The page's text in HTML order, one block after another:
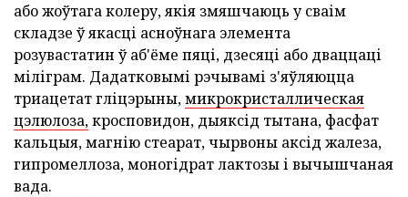
або жоўтага колеру, якія змяшчаюць у сваім
складзе ў якасці асноўнага элемента
розувастатин ў аб'ёме пяці, дзесяці або дваццаці
міліграм. Дадатковымі рэчывамі з'яўляюцца
триацетат гліцэрыны,микрокристаллическая
цэлюлоза,кросповидон, дыяксід тытана, фасфат
кальцыя, магнію стеарат, чырвоны аксід жалеза,
гипромеллоза, моногідрат лактозы і вычышчаная
вада.